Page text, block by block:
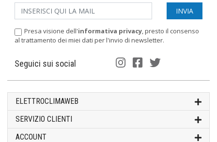
Presa visione dell'informativa privacy, presto il consenso
al trattamento dei miei dati per l'invio di newsletter.
Seguici sui social
ELETTROCLIMAWEB
SERVIZIO CLIENTI
ACCOUNT